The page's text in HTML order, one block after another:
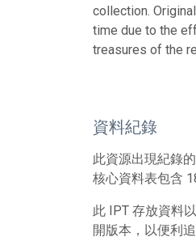
collection.
time due to the
treasures of the
資料紀錄
此資源出現紀錄
核心資料表包含
此 IPT 存放資料
開版本，以便利